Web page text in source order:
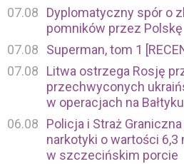
07.08
Dyplomatyczny spór o
pomników przez Polskę
07.08
Superman, tom 1
07.08
Litwa ostrzega Rosję
przechwyconych
w operacjach na Bałtyku
06.08
Policja i Straż
narkotyki o wartości 6,3
w szczecińskim porcie